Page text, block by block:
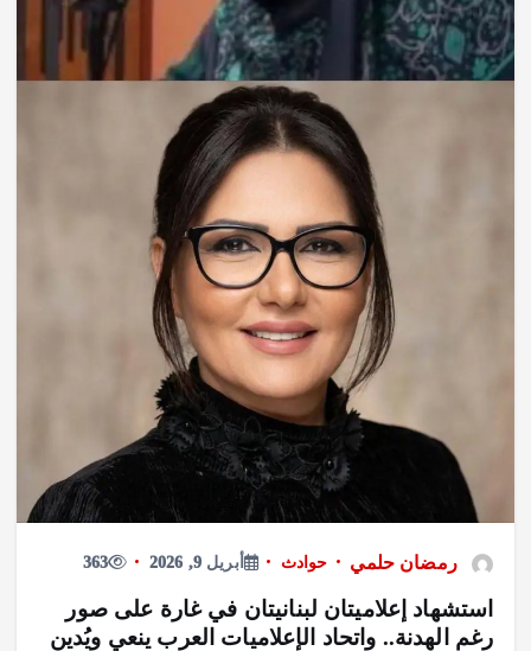
رمضان حلمي حوادث أبريل 9, 2026 363
استشهاد إعلاميتان لبنانيتان في غارة على صور
رغم الهدنة.. واتحاد الإعلاميات العرب ينعي ويُدين